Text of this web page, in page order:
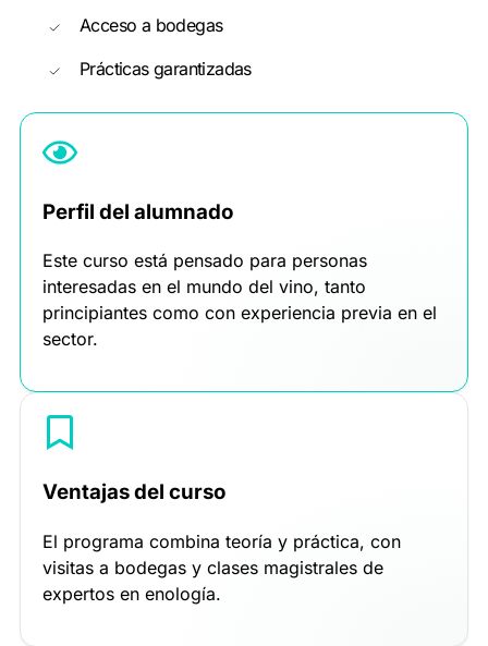
Acceso a bodegas
Prácticas garantizadas
Perfil del alumnado
Este curso está pensado para personas
interesadas en el mundo del vino, tanto
principiantes como con experiencia previa en el
sector.
Ventajas del curso
El programa combina teoría y práctica, con
visitas a bodegas y clases magistrales de
expertos en enología.